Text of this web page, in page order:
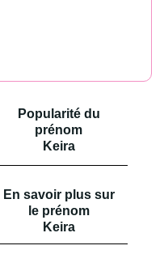
Popularité du
prénom
Keira
En savoir plus sur
le prénom
Keira